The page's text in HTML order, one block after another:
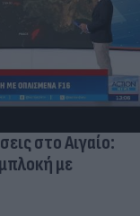
στο Αιγαίο:
με